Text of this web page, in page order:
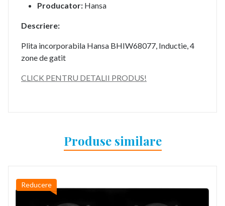
Producator: Hansa
Descriere:
Plita incorporabila Hansa BHIW68077, Inductie, 4
zone de gatit
CLICK PENTRU DETALII PRODUS!
Produse similare
Reducere